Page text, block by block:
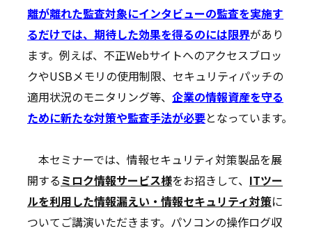
離が離れた監査対象にインタビューの監査を実施す
るだけでは、期待した効果を得るのには限界があり
ます。例えば、不正Webサイトへのアクセスブロッ
クやUSBメモリの使用制限、セキュリティパッチの
適用状況のモニタリング等、 企業の情報資産を守る
ために新たな対策や監査手法が必要となっています。
本セミナーでは、情報セキュリティ対策製品を展
開するミロク情報サービス様をお招きして、 ITツー
ルを利用した情報漏えい・情報セキュリティ対策に
ついてご講演いただきます。パソコンの操作ログ収